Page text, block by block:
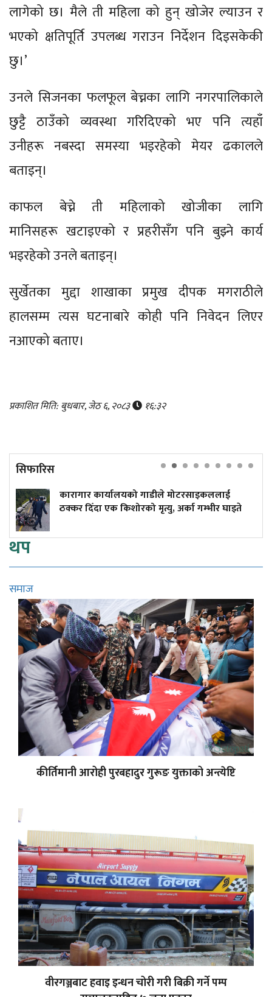
लागेको छ। मैले ती महिला को हुन् खोजेर ल्याउन र
भएको क्षतिपूर्ति उपलब्ध गराउन निर्देशन दिइसकेकी
छु।’
उनले सिजनका फलफूल बेच्नका लागि नगरपालिकाले
छुट्टै ठाउँको व्यवस्था गरिदिएको भए पनि त्यहाँ
उनीहरू नबस्दा समस्या भइरहेको मेयर ढकालले
बताइन्।
काफल बेच्ने ती महिलाको खोजीका लागि
मानिसहरू खटाइएको र प्रहरीसँग पनि बुझ्ने कार्य
भइरहेको उनले बताइन्।
सुर्खेतका मुद्दा शाखाका प्रमुख दीपक मगराठीले
हालसम्म त्यस घटनाबारे कोही पनि निवेदन लिएर
नआएको बताए।
प्रकाशित मिति: बुधबार, जेठ ६, २०८३ १६:३२
सिफारिस
गाडीले मोटरसाइकललाई
मृत्यु, अर्का गम्भीर घाइते
दुर्घटनाले डुबेको
कमाइले
थप
समाज
कीर्तिमानी आरोही पुरबहादुर गुरूङ युक्ताको अन्त्येष्टि
वीरगञ्जबाट हवाइ इन्धन चोरी गरी बिक्री गर्ने पम्प